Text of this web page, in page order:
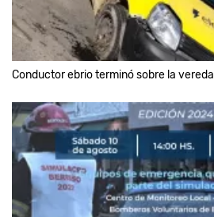
Conductor ebrio terminó sobre la vereda